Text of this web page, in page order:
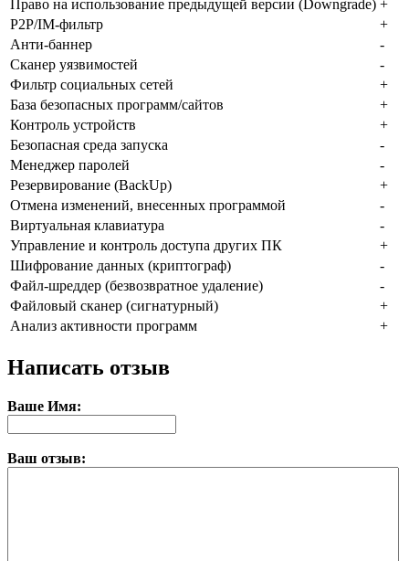
Право на использование предыдущей версии (Downgrade) +
P2P/IM-фильтр
+
Анти-баннер
-
Сканер уязвимостей
-
Фильтр социальных сетей
+
База безопасных программ/сайтов
+
Контроль устройств
+
Безопасная среда запуска
-
Менеджер паролей
-
Резервирование (BackUp)
+
Отмена изменений, внесенных программой
-
Виртуальная клавиатура
-
Управление и контроль доступа других ПК
+
Шифрование данных (криптограф)
-
Файл-шреддер (безвозвратное удаление)
-
Файловый сканер (сигнатурный)
+
Анализ активности программ
+
Написать отзыв
Ваше Имя:
Ваш отзыв: